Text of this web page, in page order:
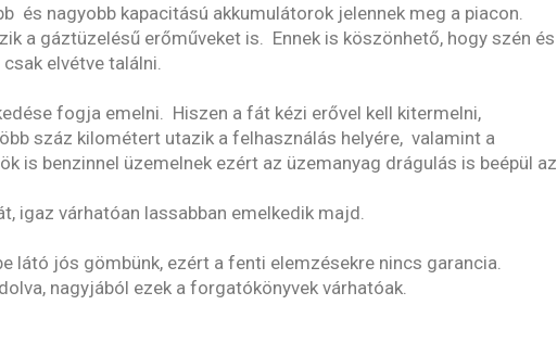
és nagyobb kapacitású akkumulátorok jelennek meg a piacon.
a gáztüzelésű erőműveket is. Ennek is köszönhető, hogy szén és
elvétve találni.
fogja emelni. Hiszen a fát kézi erővel kell kitermelni,
száz kilométert utazik a felhasználás helyére, valamint a
is benzinnel üzemelnek ezért az üzemanyag drágulás is beépül az
igaz várhatóan lassabban emelkedik majd.
látó jós gömbünk, ezért a fenti elemzésekre nincs garancia.
nagyjából ezek a forgatókönyvek várhatóak.